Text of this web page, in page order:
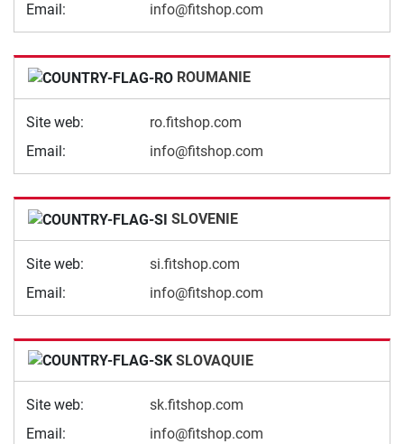
Email: info@fitshop.com
ROUMANIE
Site web:
ro.fitshop.com
Email:
info@fitshop.com
SLOVENIE
Site web:
si.fitshop.com
Email:
info@fitshop.com
SLOVAQUIE
Site web:
sk.fitshop.com
Email:
info@fitshop.com